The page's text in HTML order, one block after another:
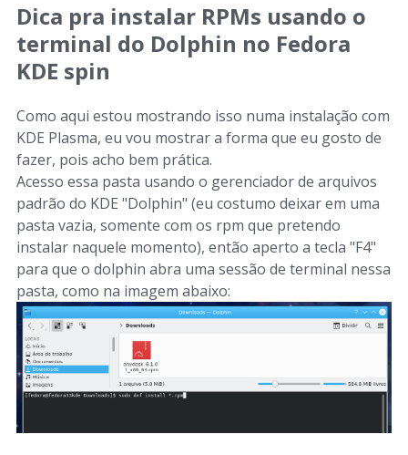
Dica pra instalar RPMs usando o
terminal do Dolphin no Fedora
KDE spin
Como aqui estou mostrando isso numa instalação com
KDE Plasma, eu vou mostrar a forma que eu gosto de
fazer, pois acho bem prática.
Acesso essa pasta usando o gerenciador de arquivos
padrão do KDE "Dolphin" (eu costumo deixar em uma
pasta vazia, somente com os rpm que pretendo
instalar naquele momento), então aperto a tecla "F4"
para que o dolphin abra uma sessão de terminal nessa
pasta, como na imagem abaixo: